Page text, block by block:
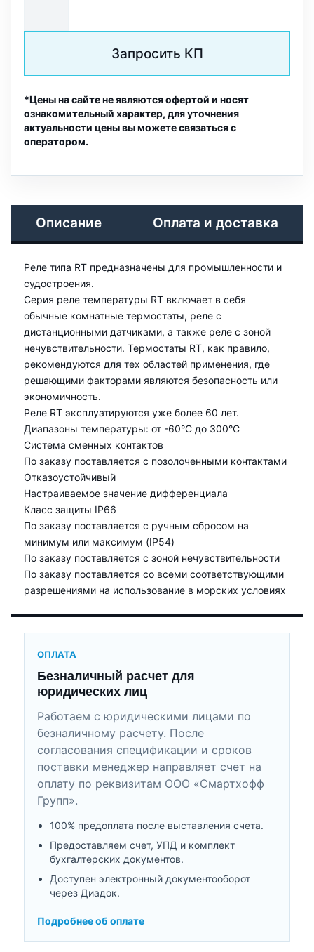
Запросить КП
*Цены на сайте не являются офертой и носят
ознакомительный характер, для уточнения
актуальности цены вы можете связаться с
оператором.
Описание Оплата и доставка
Реле типа RT предназначены для промышленности и
судостроения.
Серия реле температуры RT включает в себя
обычные комнатные термостаты, реле с
дистанционными датчиками, а также реле с зоной
нечувствительности. Термостаты RT, как правило,
рекомендуются для тех областей применения, где
решающими факторами являются безопасность или
экономичность.
Реле RT эксплуатируются уже более 60 лет.
Диапазоны температуры: от -60°C до 300°C
Система сменных контактов
По заказу поставляется с позолоченными контактами
Отказоустойчивый
Настраиваемое значение дифференциала
Класс защиты IP66
По заказу поставляется с ручным сбросом на
минимум или максимум (IP54)
По заказу поставляется с зоной нечувствительности
По заказу поставляется со всеми соответствующими
разрешениями на использование в морских условиях
ОПЛАТА
Безналичный расчет для
юридических лиц
Работаем с юридическими лицами по
безналичному расчету. После
согласования спецификации и сроков
поставки менеджер направляет счет на
оплату по реквизитам ООО «Смартхофф
Групп».
100% предоплата после выставления счета.
Предоставляем счет, УПД и комплект
бухгалтерских документов.
Доступен электронный документооборот
через Диадок.
Подробнее об оплате